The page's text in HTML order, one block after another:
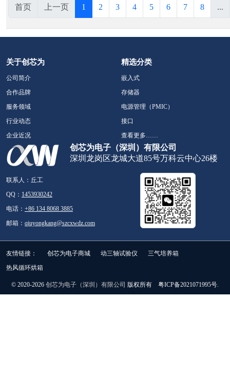
首页 上一页 1 2 3 4 5 6 7 8 ...
关于创芯为
公司简介
合作品牌
服务领域
行业动态
企业近况
精选分类
嵌入式
存储器
电源管理（PMIC）
接口
查看更多……
创芯为电子（深圳）有限公司
深圳龙岗区龙城大道85号万科云中心26楼
联系人：丘工
QQ： 1453930242
电话： +86 134 8068 3885
邮箱： qiuyongkang@szcxwdz.com
友情链接： 创芯为电子商城 动三轴试验仪
三气培养箱
热风循环烘箱
© 2020-2026 创芯为电子（深圳）有限公司 版权所有 粤ICP备2021071995号.